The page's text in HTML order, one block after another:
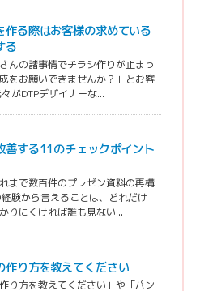
作る際はお客様の求めている
る
んの諸事情でチラシ作りが止まっ
をお願いできませんか？」とお客
がDTPデザイナーな...
善する11のチェックポイント
まで数百件のプレゼン資料の再構
験から言えることは、どれだけ
りにくければ誰も見ない...
作り方を教えてください
り方を教えてください」や「パン